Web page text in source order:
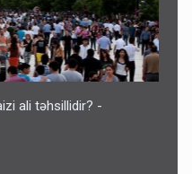
ali təhsillidir? -